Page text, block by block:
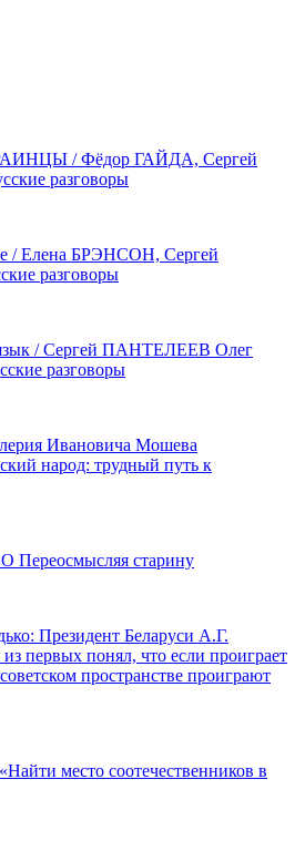
/ Фёдор ГАЙДА, Сергей
разговоры
/ Елена БРЭНСОН, Сергей
разговоры
язык / Сергей ПАНТЕЛЕЕВ Олег
разговоры
Ивановича Мошева
народ: трудный путь к
старину
Президент Беларуси А.Г.
первых понял, что если проиграет
пространстве проиграют
место соотечественников в